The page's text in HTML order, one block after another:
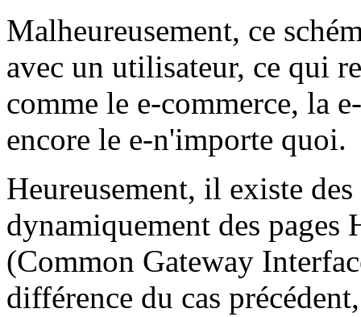
Malheureusement, ce
avec un utilisateur, ce qui
comme le e-commerce, la
encore le e-n'importe quoi.
Heureusement, il existe
dynamiquement des
(Common Gateway
différence du cas